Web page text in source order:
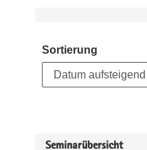
Sortierung
Seminarübersicht